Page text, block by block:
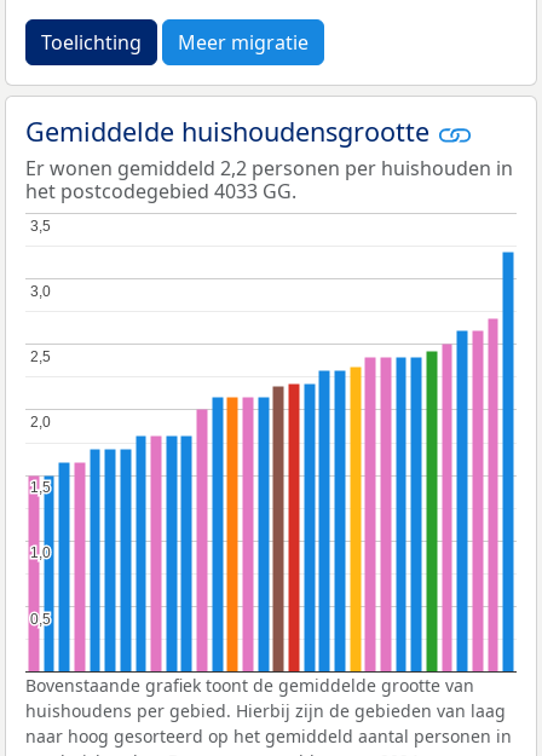
Toelichting Meer migratie
Gemiddelde huishoudensgrootte
Er wonen gemiddeld 2,2 personen per huishouden in
het postcodegebied 4033 GG.
0,5
0,5
1,0
1,0
1,5
1,5
2,0
2,0
2,5
2,5
3,0
3,0
3,5
3,5
Bovenstaande grafiek toont de gemiddelde grootte van
huishoudens per gebied. Hierbij zijn de gebieden van laag
naar hoog gesorteerd op het gemiddeld aantal personen in